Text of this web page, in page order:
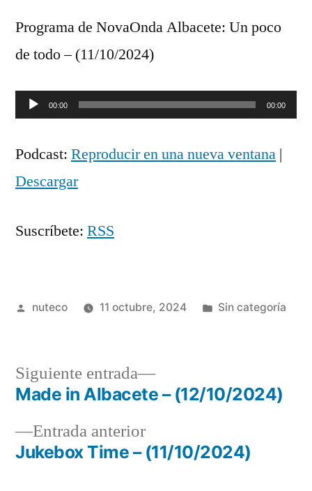
Programa de NovaOnda Albacete: Un poco
de todo – (11/10/2024)
Reproductor
audio
00:00 00:00
Podcast: Reproducir en una nueva ventana |
Descargar
Suscríbete: RSS
Publicada
nuteco 11 octubre, 2024
Publicada
Sin categoría
Navegación
deEntrada anteriorEntrada
anterior:
Jukebox Time – (11/10/2024)
Siguiente entrada
Siguiente
entrada:
Made in Albacete – (12/10/2024)